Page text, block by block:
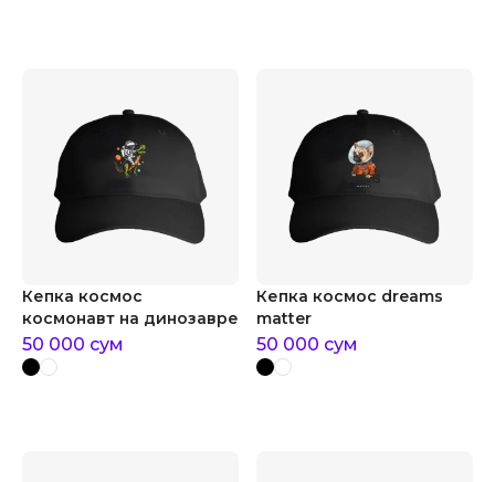
Кепка космос
космонавт на динозавре
50 000 сум
Кепка космос dreams
matter
50 000 сум